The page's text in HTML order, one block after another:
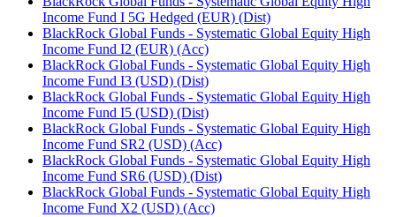
Income Fund I 5G Hedged (EUR) (Dist)
BlackRock Global Funds - Systematic Global Equity High
Income Fund I2 (EUR) (Acc)
BlackRock Global Funds - Systematic Global Equity High
Income Fund I3 (USD) (Dist)
BlackRock Global Funds - Systematic Global Equity High
Income Fund I5 (USD) (Dist)
BlackRock Global Funds - Systematic Global Equity High
Income Fund SR2 (USD) (Acc)
BlackRock Global Funds - Systematic Global Equity High
Income Fund SR6 (USD) (Dist)
BlackRock Global Funds - Systematic Global Equity High
Income Fund X2 (USD) (Acc)